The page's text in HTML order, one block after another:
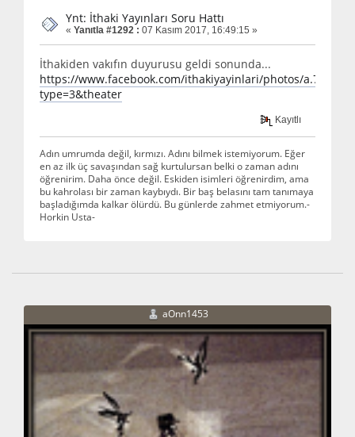
Ynt: İthaki Yayınları Soru Hattı
« Yanıtla #1292 : 07 Kasım 2017, 16:49:15 »
İthakiden vakıfın duyurusu geldi sonunda...
https://www.facebook.com/ithakiyayinlari/photos/
type=3&theater
Kayıtlı
Adın umrumda değil, kırmızı. Adını bilmek istemiyorum. Eğer
en az ilk üç savaşından sağ kurtulursan belki o zaman adını
öğrenirim. Daha önce değil. Eskiden isimleri öğrenirdim, ama
bu kahrolası bir zaman kaybıydı. Bir baş belasını tam tanımaya
başladığımda kalkar ölürdü. Bu günlerde zahmet etmiyorum.-
Horkin Usta-
aOnn1453